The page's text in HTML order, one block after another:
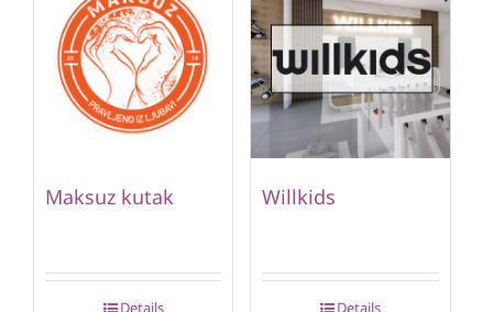
Maksuz kutak
Details
Willkids
Details